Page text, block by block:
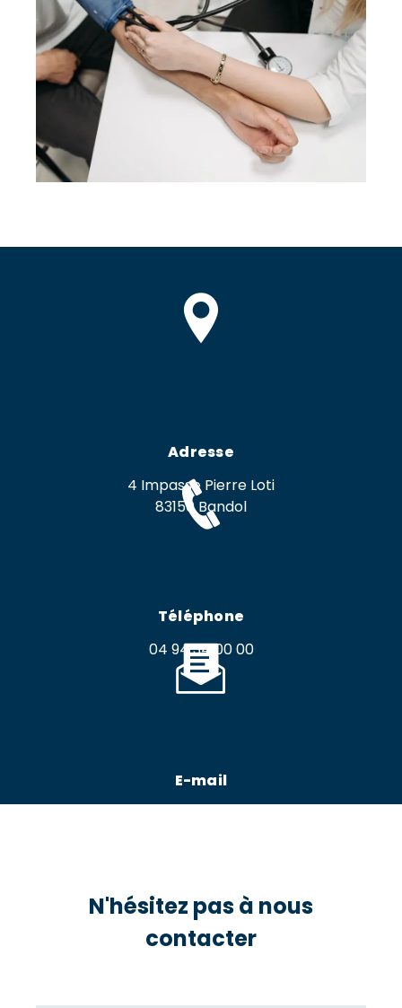
Adresse
4 Impasse Pierre Loti
83150 Bandol
Téléphone
04 94 34 00 00
E-mail
N'hésitez pas à nous
contacter